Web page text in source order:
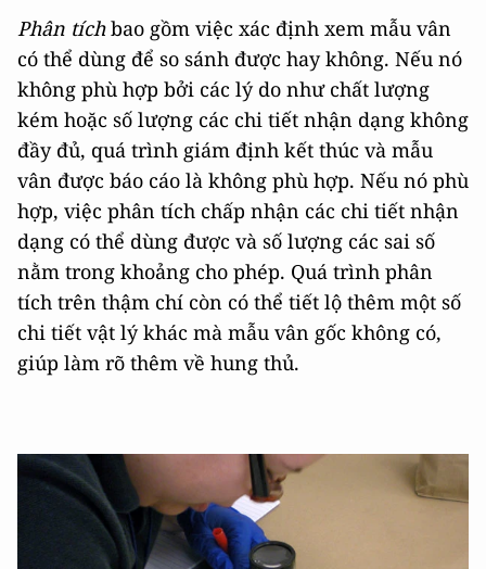
Phân tíchbao gồm việc xác định xem mẫu vân
có thể dùng để so sánh được hay không. Nếu nó
không phù hợp bởi các lý do như chất lượng
kém hoặc số lượng các chi tiết nhận dạng không
đầy đủ, quá trình giám định kết thúc và mẫu
vân được báo cáo là không phù hợp. Nếu nó phù
hợp, việc phân tích chấp nhận các chi tiết nhận
dạng có thể dùng được và số lượng các sai số
nằm trong khoảng cho phép. Quá trình phân
tích trên thậm chí còn có thể tiết lộ thêm một số
chi tiết vật lý khác mà mẫu vân gốc không có,
giúp làm rõ thêm về hung thủ.